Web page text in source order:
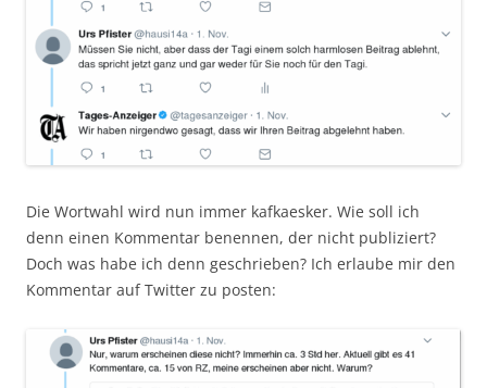
Die Wortwahl wird nun immer kafkaesker. Wie soll ich
denn einen Kommentar benennen, der nicht publiziert?
Doch was habe ich denn geschrieben? Ich erlaube mir den
Kommentar auf Twitter zu posten: